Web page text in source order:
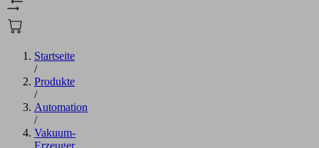
Startseite
/
Produkte
/
Automation
/
Vakuum-
Erzeuger